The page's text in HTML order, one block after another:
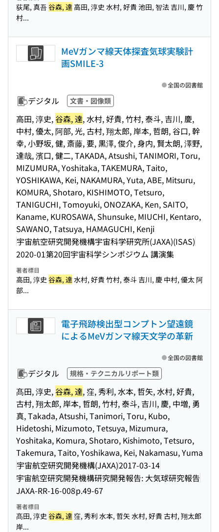
荻尾, 真吾谷森, 達 高田, 淳史 水村, 好貴 池田, 智法 吉川, 慶 竹
村...
MeVガンマ線天体探査気球実験計
画SMILE-3
デジタル 文書・図像類
高田, 淳史,谷森, 達, 水村, 好貴, 竹村, 泰斗, 吉川, 慶,
中村, 優太, 阿部, 光, 古村, 翔太郎, 岸本, 哲朗, 谷口, 幹
幸, 小野坂, 健, 斎藤, 要, 黒澤, 俊介, 身内, 賢太朗, 澤野,
達哉, 濱口, 健二, TAKADA, Atsushi, TANIMORI, Toru,
MIZUMURA, Yoshitaka, TAKEMURA, Taito,
YOSHIKAWA, Kei, NAKAMURA, Yuta, ABE, Mitsuru,
KOMURA, Shotaro, KISHIMOTO, Tetsuro,
TANIGUCHI, Tomoyuki, ONOZAKA, Ken, SAITO,
Kaname, KUROSAWA, Shunsuke, MIUCHI, Kentaro,
SAWANO, Tatsuya, HAMAGUCHI, Kenji
宇宙航空研究開発機構宇宙科学研究所(JAXA)(ISAS)
2020-01第20回宇宙科学シンポジウム 講演集
全国の図書館
著者標目
高田, 淳史 谷森, 達水村, 好貴 竹村, 泰斗 吉川, 慶 中村, 優太 阿
部...
電子飛跡検出型コンプトン望遠鏡
によるMeVガンマ線天文学の革新
デジタル 規格・テクニカルリポート類
髙田, 淳史,谷森, 達, 窪, 秀利, 水本, 哲矢, 水村, 好貴,
古村, 翔太郎, 岸本, 哲朗, 竹村, 泰斗, 吉川, 慶, 中増, 勇
真, Takada, Atsushi, Tanimori, Toru, Kubo,
Hidetoshi, Mizumoto, Tetsuya, Mizumura,
Yoshitaka, Komura, Shotaro, Kishimoto, Tetsuro,
Takemura, Taito, Yoshikawa, Kei, Nakamasu, Yuma
宇宙航空研究開発機構(JAXA)2017-03-14
宇宙航空研究開発機構研究開発報告: 大気球研究報告
JAXA-RR-16-008p.49-67
全国の図書館
著者標目
髙田, 淳史 谷森, 達窪, 秀利 水本, 哲矢 水村, 好貴 古村, 翔太郎
岸...